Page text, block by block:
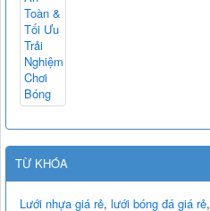
TỪ KHÓA
Lưới nhựa giá rẻ, lưới bóng đá giá rẻ,